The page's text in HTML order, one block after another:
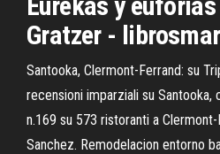
Gratzer -
Santooka, Clermont-Ferrand: su
recensioni imparziali su Santooka,
n.169 su 573 ristoranti a
Sanchez. Remodelacion entorno